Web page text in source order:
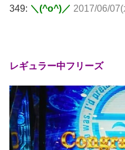
349: ＼(^o^)／ 2017/06/
レギュラー中フリーズ